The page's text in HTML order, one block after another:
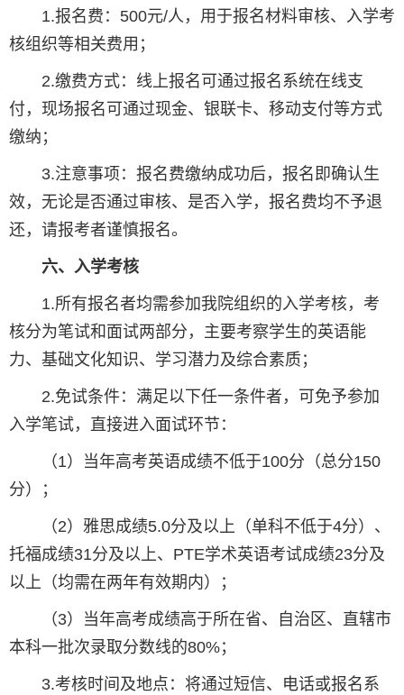
1.报名费：500元/人，用于报名材料审核、入学考
核组织等相关费用；
2.缴费方式：线上报名可通过报名系统在线支
付，现场报名可通过现金、银联卡、移动支付等方式
缴纳；
3.注意事项：报名费缴纳成功后，报名即确认生
效，无论是否通过审核、是否入学，报名费均不予退
还，请报考者谨慎报名。
六、入学考核
1.所有报名者均需参加我院组织的入学考核，考
核分为笔试和面试两部分，主要考察学生的英语能
力、基础文化知识、学习潜力及综合素质；
2.免试条件：满足以下任一条件者，可免予参加
入学笔试，直接进入面试环节：
（1）当年高考英语成绩不低于100分（总分150
分）；
（2）雅思成绩5.0分及以上（单科不低于4分）、
托福成绩31分及以上、PTE学术英语考试成绩23分及
以上（均需在两年有效期内）；
（3）当年高考成绩高于所在省、自治区、直辖市
本科一批次录取分数线的80%；
3.考核时间及地点：将通过短信、电话或报名系